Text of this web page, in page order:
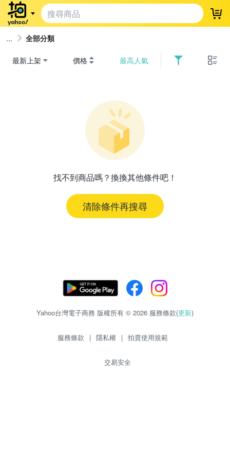
登
全部分類
最新上架 價格 最高人氣
找不到商品嗎？換換其他條件吧！
清除條件再搜尋
Yahoo台灣電子商務 版權所有 © 2026 服務條款(更新)
服務條款 | 隱私權 | 拍賣使用規範
交易安全